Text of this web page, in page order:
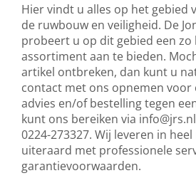
Hier vindt u alles op het gebied
de ruwbouw en veiligheid. De
probeert u op dit gebied een zo
assortiment aan te bieden.
artikel ontbreken, dan kunt u
contact met ons opnemen voor
advies en/of bestelling tegen
kunt ons bereiken via info@jrs.nl
0224-273327. Wij leveren in
uiteraard met professionele
garantievoorwaarden.